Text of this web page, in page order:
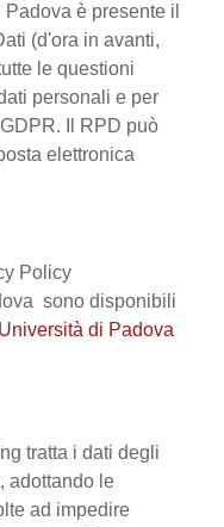
è presente il
(d'ora in avanti,
le questioni
personali e per
Il RPD può
elettronica
Policy
sono disponibili
di Padova
tratta i dati degli
adottando le
ad impedire